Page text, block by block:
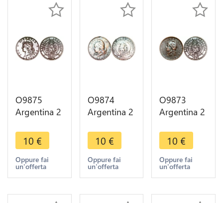
O9875
Argentina 2
Capped
Liberty
Head 1890
-> Make
10 €
Oppure fai
un'offerta
O9874
Argentina 2
Capped
Liberty
Head 1893
-> Make
10 €
Oppure fai
un'offerta
O9873
Argentina 2
Capped
Liberty
Head 1890
-> Make
10 €
Oppure fai
un'offerta